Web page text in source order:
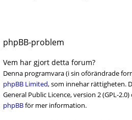
phpBB-problem
Vem har gjort detta forum?
Denna programvara (i sin oförändrade
phpBB Limited, som innehar rättigheten.
General Public Licence, version 2 (GPL-
phpBBför mer information.